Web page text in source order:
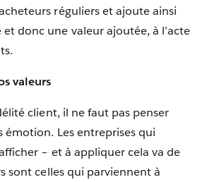
réguliers et ajoute ainsi
donc une valeur ajoutée, à l’acte
valeurs
client, il ne faut pas penser
émotion. Les entreprises qui
– et à appliquer cela va de
sont celles qui parviennent à